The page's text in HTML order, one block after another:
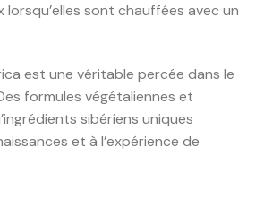
sont chauffées avec un
est une véritable percée dans le
formules végétaliennes et
sibériens uniques
et à l’expérience de